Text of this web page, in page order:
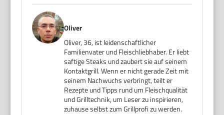
Oliver
Oliver, 36, ist leidenschaftlicher
Familienvater und Fleischliebhaber. Er liebt
saftige Steaks und zaubert sie auf seinem
Kontaktgrill. Wenn er nicht gerade Zeit mit
seinem Nachwuchs verbringt, teilt er
Rezepte und Tipps rund um Fleischqualität
und Grilltechnik, um Leser zu inspirieren,
zuhause selbst zum Grillprofi zu werden.